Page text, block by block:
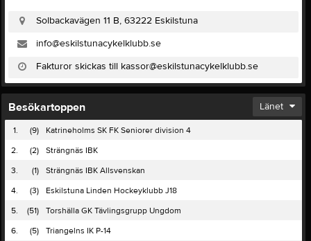
Solbackavägen 11 B, 63222 Eskilstuna
info@eskilstunacykelklubb.se
Fakturor skickas till kassor@eskilstunacykelklubb.se
Besökartoppen Länet
1. (9)
Katrineholms SK FK Seniorer division 4
2.
(2)
Strängnäs IBK
3.
(1)
Strängnäs IBK Allsvenskan
4.
(3)
Eskilstuna Linden Hockeyklubb J18
5.
(51)
Torshälla GK Tävlingsgrupp Ungdom
6.
(5) Triangelns IK P-14